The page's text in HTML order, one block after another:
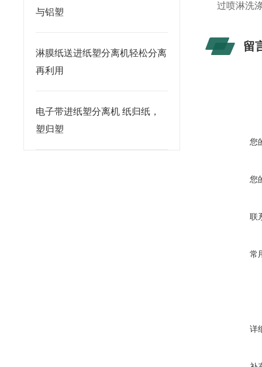
与铝塑
淋膜纸送进纸塑分离机轻松分离
再利用
电子带进纸塑分离机 纸归纸，
塑归塑
过喷淋洗
留
您
您
联
常
详